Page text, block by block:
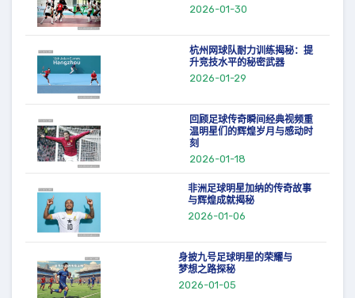
2026-01-30
杭州网球队耐力训练揭秘：提
升竞技水平的秘密武器
2026-01-29
回顾足球传奇瞬间经典视频重
温明星们的辉煌岁月与感动时
刻
2026-01-18
非洲足球明星加纳的传奇故事
与辉煌成就揭秘
2026-01-06
身披九号足球明星的荣耀与
梦想之路探秘
2026-01-05